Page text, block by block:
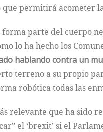
permitirá acometer
parte del cuerpo
lo ha hecho los
hablando contra un
terreno a su propio
robótica todas las
relevante que ha sido
el ‘brexit’ si el